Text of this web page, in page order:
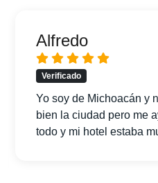
Alfredo
Verificado
Yo soy de Michoacán y
bien la ciudad pero me
todo y mi hotel estaba